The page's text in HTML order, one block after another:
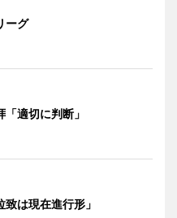
ーグ
適切に判断」
は現在進行形」